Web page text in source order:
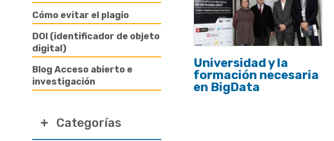
Cómo evitar el plagio
DOI (identificador de objeto
digital)
Blog Acceso abierto e
investigación
Categorías
Universidad y la
formación necesaria
en BigData